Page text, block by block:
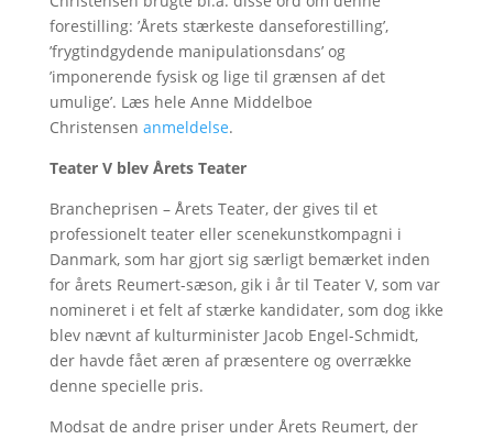
forestilling: ’Årets stærkeste danseforestilling’,
’frygtindgydende manipulationsdans’ og
’imponerende fysisk og lige til grænsen af det
umulige’. Læs hele Anne Middelboe
Christensen anmeldelse.
Teater V blev Årets Teater
Brancheprisen – Årets Teater, der gives til et
professionelt teater eller scenekunstkompagni i
Danmark, som har gjort sig særligt bemærket inden
for årets Reumert-sæson, gik i år til Teater V, som var
nomineret i et felt af stærke kandidater, som dog ikke
blev nævnt af kulturminister Jacob Engel-Schmidt,
der havde fået æren af præsentere og overrække
denne specielle pris.
Modsat de andre priser under Årets Reumert, der